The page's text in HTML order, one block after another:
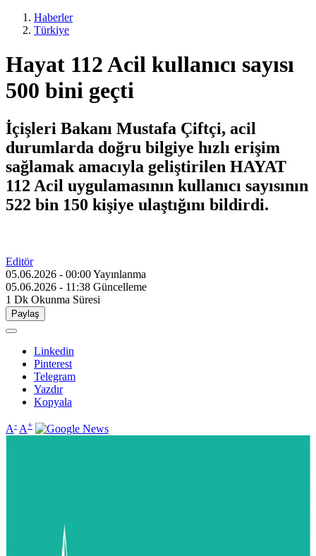
Haberler
Türkiye
Hayat 112 Acil kullanıcı sayısı
500 bini geçti
İçişleri Bakanı Mustafa Çiftçi, acil
durumlarda doğru bilgiye hızlı erişim
sağlamak amacıyla geliştirilen HAYAT
112 Acil uygulamasının kullanıcı sayısının
522 bin 150 kişiye ulaştığını bildirdi.
Editör
05.06.2026 - 00:00Yayınlanma
05.06.2026 - 11:38 Güncelleme
1 Dk Okunma Süresi
Paylaş
Linkedin
Pinterest
Telegram
Yazdır
Kopyala
A- A+